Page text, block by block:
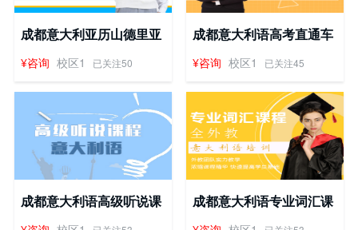
成都意大利亚历山德里亚
音乐学院课程
¥咨询 校区1 已关注50
成都意大利语高考直通车
课程
¥咨询 校区1 已关注45
成都意大利语高级听说课
程
成都意大利语专业词汇课
程